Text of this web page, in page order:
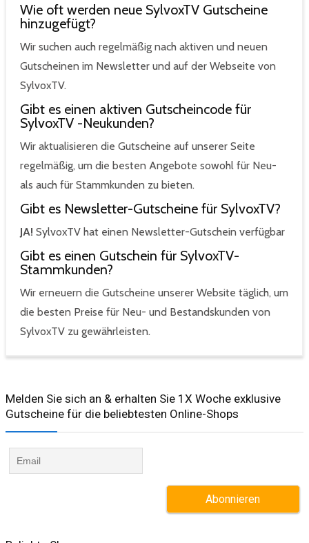
Wie oft werden neue SylvoxTV Gutscheine
hinzugefügt?
Wir suchen auch regelmäßig nach aktiven und neuen
Gutscheinen im Newsletter und auf der Webseite von
SylvoxTV.
Gibt es einen aktiven Gutscheincode für
SylvoxTV -Neukunden?
Wir aktualisieren die Gutscheine auf unserer Seite
regelmäßig, um die besten Angebote sowohl für Neu-
als auch für Stammkunden zu bieten.
Gibt es Newsletter-Gutscheine für SylvoxTV?
JA! SylvoxTV hat einen Newsletter-Gutschein verfügbar
Gibt es einen Gutschein für SylvoxTV-
Stammkunden?
Wir erneuern die Gutscheine unserer Website täglich, um
die besten Preise für Neu- und Bestandskunden von
SylvoxTV zu gewährleisten.
Melden Sie sich an & erhalten Sie 1X Woche exklusive
Gutscheine für die beliebtesten Online-Shops​